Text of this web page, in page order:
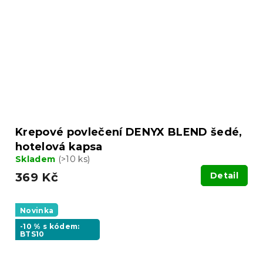
Krepové povlečení DENYX BLEND šedé,
hotelová kapsa
Skladem (>10 ks)
369 Kč Detail
Novinka
-10 % s kódem:
BTS10